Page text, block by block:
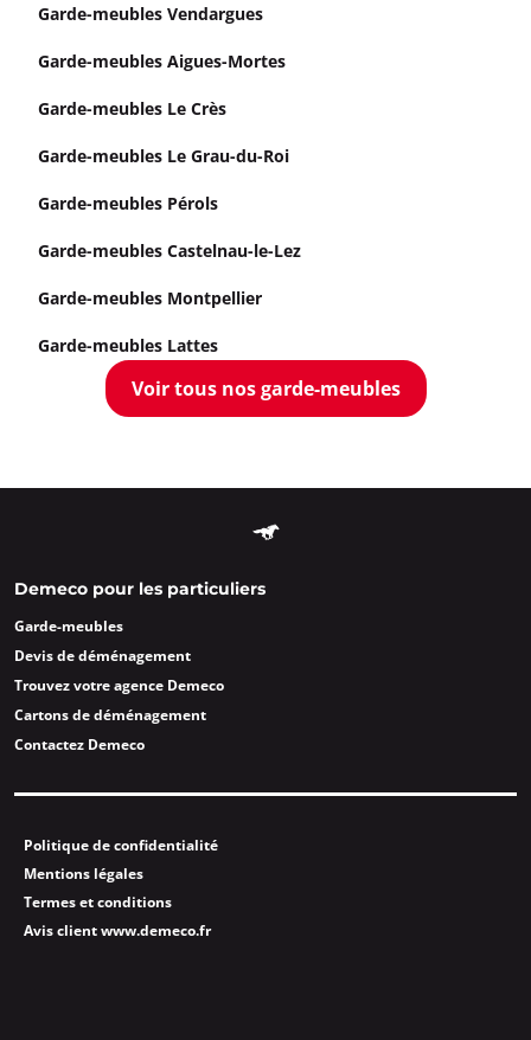
Garde-meubles Vendargues
Garde-meubles Aigues-Mortes
Garde-meubles Le Crès
Garde-meubles Le Grau-du-Roi
Garde-meubles Pérols
Garde-meubles Castelnau-le-Lez
Garde-meubles Montpellier
Garde-meubles Lattes
Voir tous nos garde-meubles
Demeco pour les particuliers
Garde-meubles
Devis de déménagement
Trouvez votre agence Demeco
Cartons de déménagement
Contactez Demeco
Politique de confidentialité
Mentions légales
Termes et conditions
Avis client www.demeco.fr